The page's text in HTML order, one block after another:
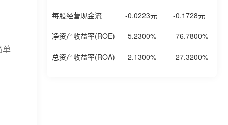
单
每股经营现金流 -0.0223元 -0.1728元
净资产收益率(ROE) -5.2300% -76.7800%
总资产收益率(ROA) -2.1300% -27.3200%